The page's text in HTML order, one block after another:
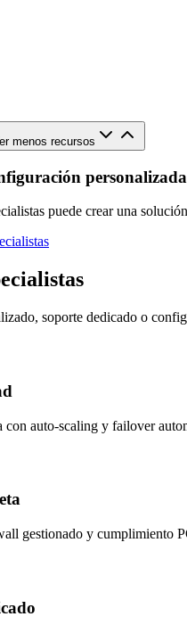
menos recursos
puede crear una
soporte dedicado o
auto-scaling y failover
gestionado y cumplimiento